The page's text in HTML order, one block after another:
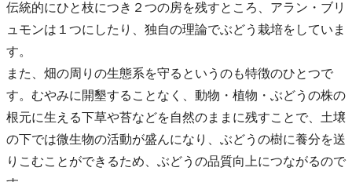
伝統的にひと枝につき２つの房を残すところ、アラン・ブリ
ュモンは１つにしたり、独自の理論でぶどう栽培をしていま
す。
また、畑の周りの生態系を守るというのも特徴のひとつで
す。むやみに開墾することなく、動物・植物・ぶどうの株の
根元に生える下草や苔などを自然のままに残すことで、土壌
の下では微生物の活動が盛んになり、ぶどうの樹に養分を送
りこむことができるため、ぶどうの品質向上につながるので